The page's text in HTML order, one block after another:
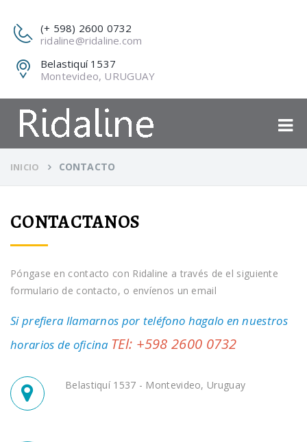
(+ 598) 2600 0732
ridaline@ridaline.com
Belastiquí 1537
Montevideo, URUGUAY
INICIO CONTACTO
CONTACTANOS
Póngase en contacto con Ridaline a través de el siguiente
formulario de contacto, o envíenos un email
Si prefiera llamarnos por teléfono hagalo en nuestros
horarios de oficina TEl: +598 2600 0732
Belastiquí 1537 - Montevideo, Uruguay